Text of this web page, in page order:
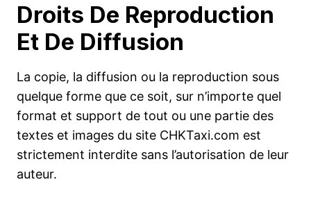
Droits De Reproduction
Et De Diffusion
La copie, la diffusion ou la reproduction sous
quelque forme que ce soit, sur n’importe quel
format et support de tout ou une partie des
textes et images du site CHKTaxi.com est
strictement interdite sans l’autorisation de leur
auteur.